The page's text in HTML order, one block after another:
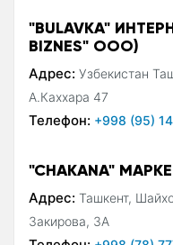
"BULAVKA"
BIZNES" ООО)
Адрес: Узбекистан
А.Каххара 47
Телефон: +998 (95)
"CHAKANA"
Адрес: Ташкент,
Закирова, 3А